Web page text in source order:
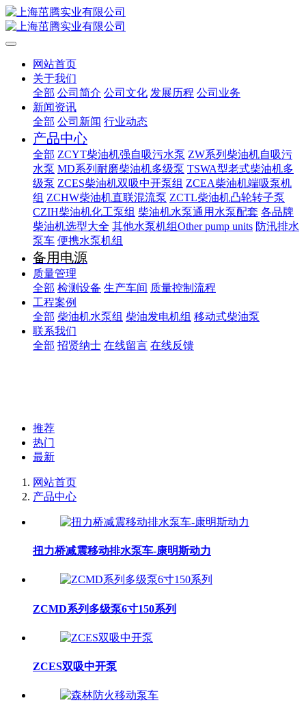
网站首页
关于我们
全部 公司简介 公司文化 发展历程 公司业务
新闻资讯
全部 公司新闻 行业动态
产品中心
全部 ZCYT柴油机强自吸污水泵 ZW系列柴油机自吸污
水泵 MD系列耐磨柴油机多级泵 TSWA型老式柴油机多
级泵 ZCES柴油机双吸中开泵组 ZCEA柴油机端吸泵机
组 ZCHW柴油机直联混流泵 ZCTL柴油机凸轮转子泵
CZIH柴油机化工泵组 柴油机水泵通用水泵配套 各品牌
柴油机选型大全 其他水泵机组Other pump units 防汛排水
泵车 便携水泵机组
备用电源
质量管理
全部 检测设备 生产车间 质量控制流程
工程案例
全部 柴油机水泵组 柴油发电机组 移动式柴油泵
联系我们
全部 招贤纳士 在线留言 在线反馈
推荐
热门
最新
网站首页
产品中心
扭力桥减震移动排水泵车-康明斯动力
ZCMD系列多级泵6寸150系列
ZCES双吸中开泵